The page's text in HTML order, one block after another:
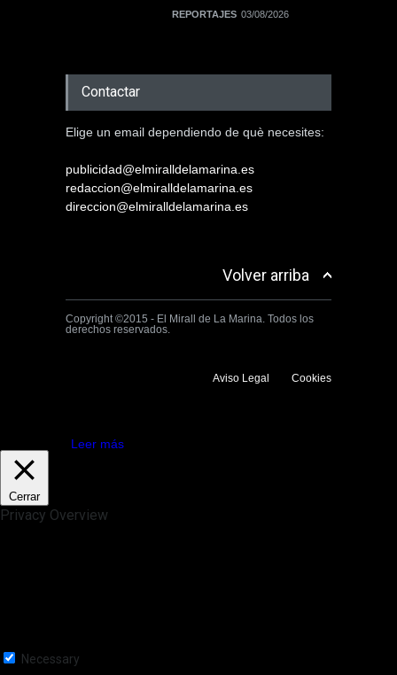
REPORTAJES 03/08/2026
Contactar
Elige un email dependiendo de què necesites:
publicidad@elmiralldelamarina.es
redaccion@elmiralldelamarina.es
direccion@elmiralldelamarina.es
Volver arriba
Copyright ©2015 - El Mirall de La Marina. Todos los
derechos reservados.
Aviso Legal Cookies
Leer más
Cerrar
Privacy Overview
Necessary